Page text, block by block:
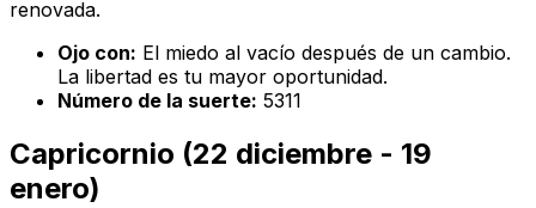
renovada.
Ojo con: El miedo al vacío después de un cambio.
La libertad es tu mayor oportunidad.
Número de la suerte: 5311
Capricornio (22 diciembre - 19
enero)